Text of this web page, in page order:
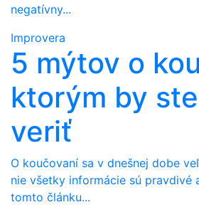
negatívny...
Improvera
5 mýtov o
ktorým by
veriť
O koučovaní sa v dnešnej dobe
nie všetky informácie sú pravdivé
tomto článku...